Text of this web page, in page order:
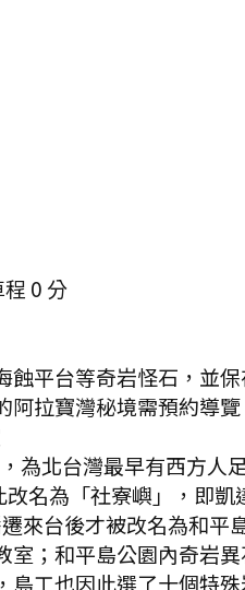
程 0 分
平台等奇岩怪石，並
拉寶灣秘境需預約導
為北台灣最早有西方
名為「社寮嶼」，即
台後才被改名為和
；和平島公園內奇岩
工也因此選了十個特